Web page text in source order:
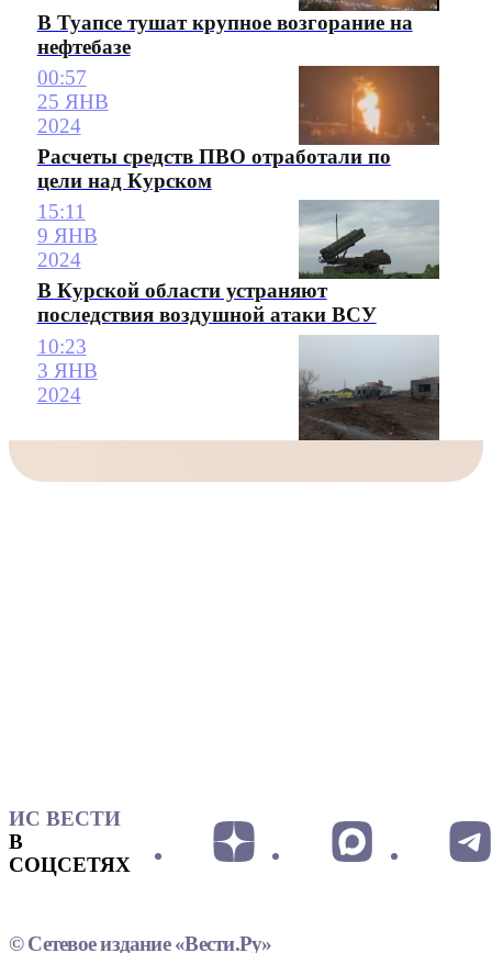
В Туапсе тушат крупное возгорание на
нефтебазе
00:57
25 ЯНВ
2024
Расчеты средств ПВО отработали по
цели над Курском
15:11
9 ЯНВ
2024
В Курской области устраняют
последствия воздушной атаки ВСУ
10:23
3 ЯНВ
2024
ИС ВЕСТИ
В
СОЦСЕТЯХ
© Сетевое издание «Вести.Ру»